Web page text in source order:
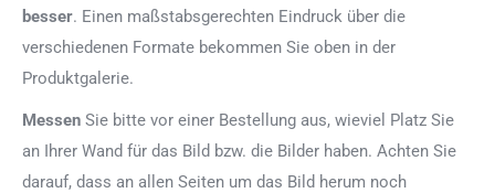
besser. Einen maßstabsgerechten Eindruck über die
verschiedenen Formate bekommen Sie oben in der
Produktgalerie.
Messen Sie bitte vor einer Bestellung aus, wieviel Platz Sie
an Ihrer Wand für das Bild bzw. die Bilder haben. Achten Sie
darauf, dass an allen Seiten um das Bild herum noch